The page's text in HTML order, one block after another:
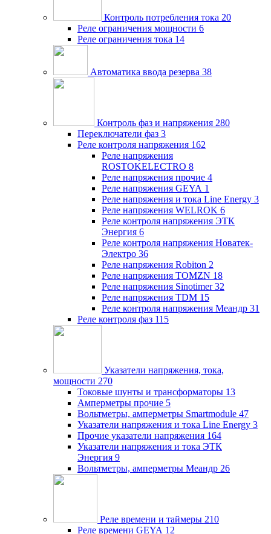
Контроль потребления тока 20
Реле ограничения мощности 6
Реле ограничения тока 14
Автоматика ввода резерва 38
Контроль фаз и напряжения 280
Переключатели фаз 3
Реле контроля напряжения 162
Реле напряжения
ROSTOKELECTRO 8
Реле напряжения прочие 4
Реле напряжения GEYA 1
Реле напряжения и тока Line Energy 3
Реле напряжения WELROK 6
Реле контроля напряжения ЭТК
Энергия 6
Реле контроля напряжения Новатек-
Электро 36
Реле напряжения Robiton 2
Реле напряжения TOMZN 18
Реле напряжения Sinotimer 32
Реле напряжения TDM 15
Реле контроля напряжения Меандр 31
Реле контроля фаз 115
Указатели напряжения, тока,
мощности 270
Токовые шунты и трансформаторы 13
Амперметры прочие 5
Вольтметры, амперметры Smartmodule 47
Указатели напряжения и тока Line Energy 3
Прочие указатели напряжения 164
Указатели напряжения и тока ЭТК
Энергия 9
Вольтметры, амперметры Меандр 26
Реле времени и таймеры 210
Реле времени GEYA 12